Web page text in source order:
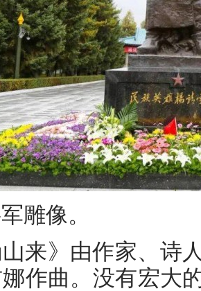
雕像。
山来》由作家、诗
作曲。没有宏大